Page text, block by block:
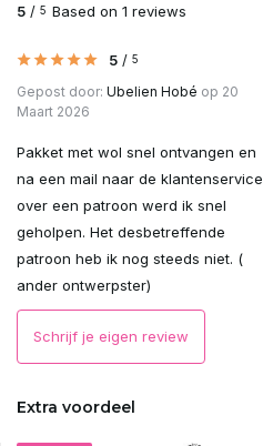
5 / 5 Based on 1 reviews
5 / 5
Gepost door: Ubelien Hobé op 20
Maart 2026
Pakket met wol snel ontvangen en
na een mail naar de klantenservice
over een patroon werd ik snel
geholpen. Het desbetreffende
patroon heb ik nog steeds niet. (
ander ontwerpster)
Schrijf je eigen review
Extra voordeel